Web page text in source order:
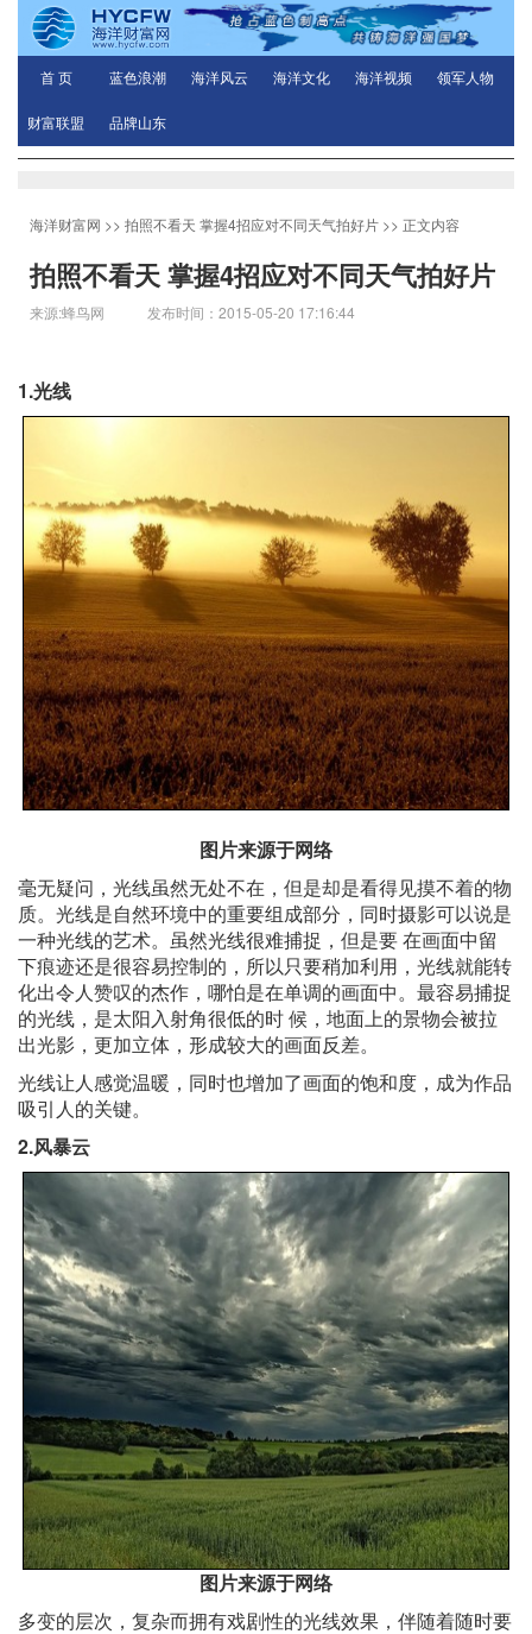
首 页 蓝色浪潮 海洋风云 海洋文化 海洋视频 领军人物
财富联盟 品牌山东
海洋财富网 >> 拍照不看天 掌握4招应对不同天气拍好片 >> 正文内容
拍照不看天 掌握4招应对不同天气拍好片
来源:蜂鸟网 发布时间：2015-05-20 17:16:44
1.光线
图片来源于网络
毫无疑问，光线虽然无处不在，但是却是看得见摸不着的物
质。光线是自然环境中的重要组成部分，同时摄影可以说是
一种光线的艺术。虽然光线很难捕捉，但是要 在画面中留
下痕迹还是很容易控制的，所以只要稍加利用，光线就能转
化出令人赞叹的杰作，哪怕是在单调的画面中。最容易捕捉
的光线，是太阳入射角很低的时 候，地面上的景物会被拉
出光影，更加立体，形成较大的画面反差。
光线让人感觉温暖，同时也增加了画面的饱和度，成为作品
吸引人的关键。
2.风暴云
图片来源于网络
多变的层次，复杂而拥有戏剧性的光线效果，伴随着随时要